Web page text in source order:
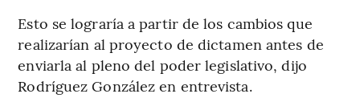
Esto se lograría a partir de los cambios que
realizarían al proyecto de dictamen antes de
enviarla al pleno del poder legislativo, dijo
Rodríguez González en entrevista.